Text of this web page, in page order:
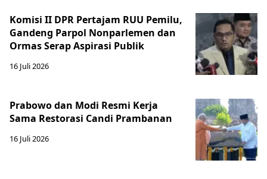
Komisi II DPR Pertajam RUU Pemilu,
Gandeng Parpol Nonparlemen dan
Ormas Serap Aspirasi Publik
16 Juli 2026
Prabowo dan Modi Resmi Kerja
Sama Restorasi Candi Prambanan
16 Juli 2026